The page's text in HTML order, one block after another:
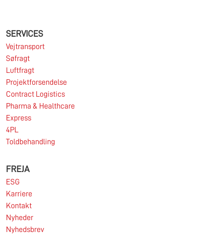
logistikmarkederne, ligesom makroøkonomien på
de fleste af SDK FREJA’s nøglemarkeder var
udfordrende.
11.06.2026
SERVICES
Vejtransport
Søfragt
Luftfragt
Projektforsendelse
Contract Logistics
Pharma & Healthcare
Express
4PL
Toldbehandling
FREJA
ESG
Karriere
Kontakt
Nyheder
Nyhedsbrev